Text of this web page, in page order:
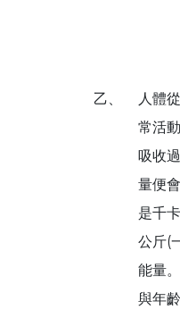
乙、
人體
常活
吸收
量便
是千
公斤(
能量
與年